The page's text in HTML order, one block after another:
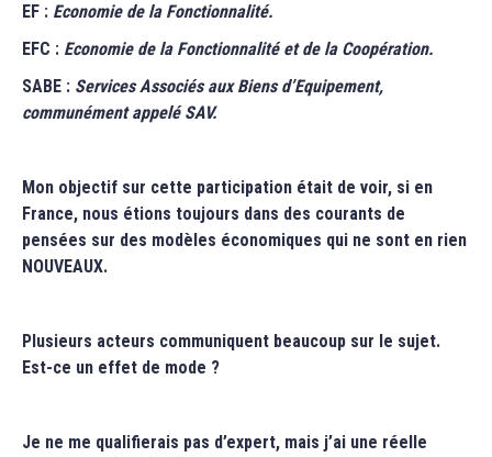
EF : Economie de la Fonctionnalité.
EFC : Economie de la Fonctionnalité et de la Coopération.
SABE : Services Associés aux Biens d’Equipement,
communément appelé SAV.
Mon objectif sur cette participation était de voir, si en
France, nous étions toujours dans des courants de
pensées sur des modèles économiques qui ne sont en rien
NOUVEAUX.
Plusieurs acteurs communiquent beaucoup sur le sujet.
Est-ce un effet de mode ?
Je ne me qualifierais pas d’expert, mais j’ai une réelle